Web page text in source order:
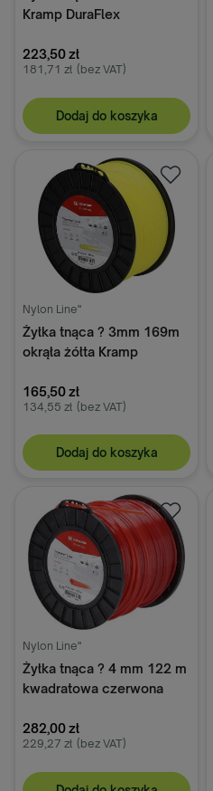
Kramp DuraFlex
223,50 zł
181,71 zł (bez VAT)
Dodaj do koszyka
Nylon Line"
Żyłka tnąca ? 3mm 169m
okrąła żółta Kramp
165,50 zł
134,55 zł (bez VAT)
Dodaj do koszyka
Nylon Line"
Żyłka tnąca ? 4 mm 122 m
kwadratowa czerwona
282,00 zł
229,27 zł (bez VAT)